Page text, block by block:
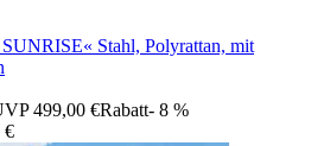
Stahl, Polyrattan, mit
499,00 €Rabatt- 8 %
€